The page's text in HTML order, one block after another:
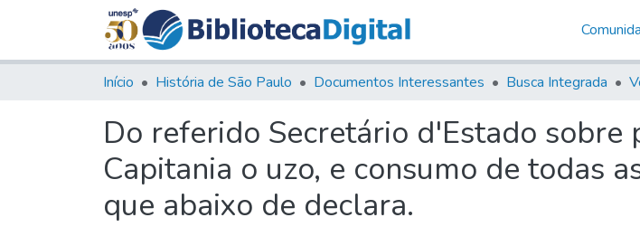
Início História de São Paulo Documentos Interessantes Busca Integrada
Do referido Secretário d'Estado
Capitania o uzo, e consumo de todas
que abaixo de declara.